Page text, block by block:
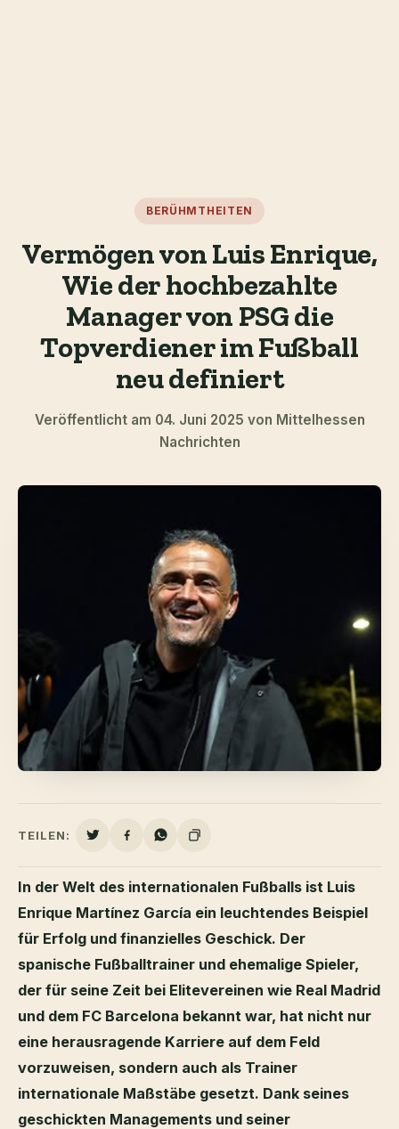
BERÜHMTHEITEN
Vermögen von Luis Enrique,
Wie der hochbezahlte
Manager von PSG die
Topverdiener im Fußball
neu definiert
Veröffentlicht am 04. Juni 2025 von Mittelhessen
Nachrichten
TEILEN:
In der Welt des internationalen Fußballs ist Luis
Enrique Martínez García ein leuchtendes Beispiel
für Erfolg und finanzielles Geschick. Der
spanische Fußballtrainer und ehemalige Spieler,
der für seine Zeit bei Elitevereinen wie Real Madrid
und dem FC Barcelona bekannt war, hat nicht nur
eine herausragende Karriere auf dem Feld
vorzuweisen, sondern auch als Trainer
internationale Maßstäbe gesetzt. Dank seines
geschickten Managements und seiner